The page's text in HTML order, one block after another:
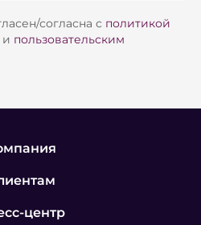
согласна с политикой
и пользовательским
центр